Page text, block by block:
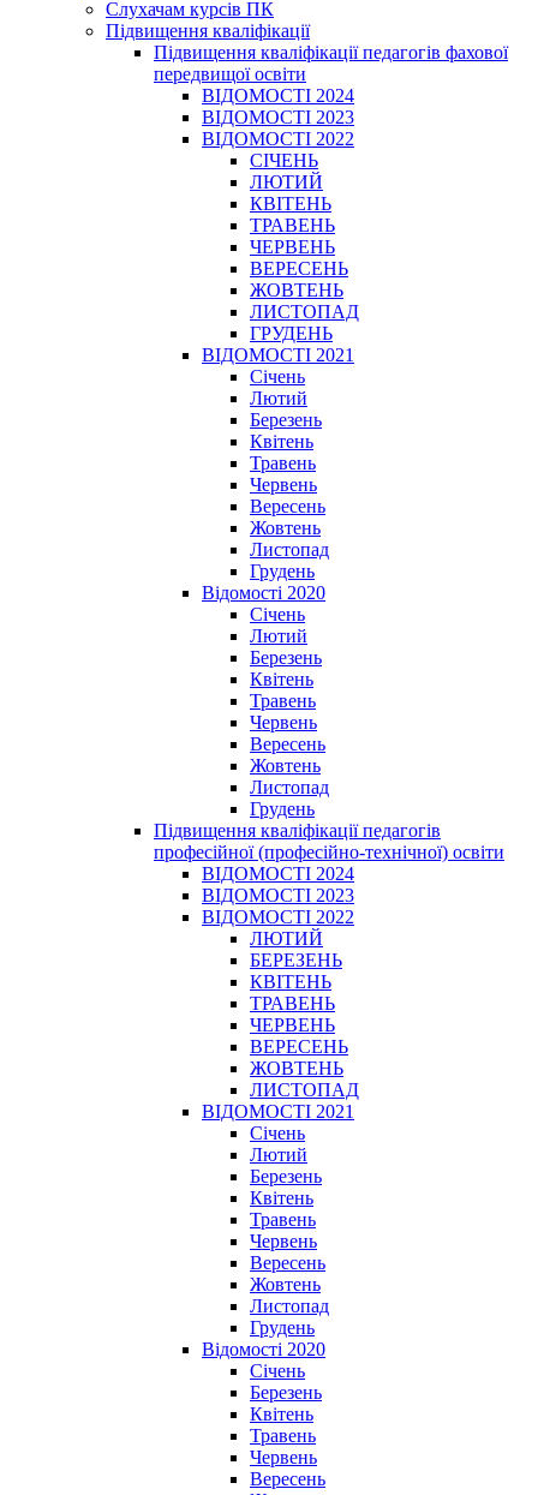
Слухачам курсів ПК
Підвищення кваліфікації
Підвищення кваліфікації педагогів фахової
передвищої освіти
ВІДОМОСТІ 2024
ВІДОМОСТІ 2023
ВІДОМОСТІ 2022
СІЧЕНЬ
ЛЮТИЙ
КВІТЕНЬ
ТРАВЕНЬ
ЧЕРВЕНЬ
ВЕРЕСЕНЬ
ЖОВТЕНЬ
ЛИСТОПАД
ГРУДЕНЬ
ВІДОМОСТІ 2021
Січень
Лютий
Березень
Квітень
Травень
Червень
Вересень
Жовтень
Листопад
Грудень
Відомості 2020
Січень
Лютий
Березень
Квітень
Травень
Червень
Вересень
Жовтень
Листопад
Грудень
Підвищення кваліфікації педагогів
професійної (професійно-технічної) освіти
ВІДОМОСТІ 2024
ВІДОМОСТІ 2023
ВІДОМОСТІ 2022
ЛЮТИЙ
БЕРЕЗЕНЬ
КВІТЕНЬ
ТРАВЕНЬ
ЧЕРВЕНЬ
ВЕРЕСЕНЬ
ЖОВТЕНЬ
ЛИСТОПАД
ВІДОМОСТІ 2021
Січень
Лютий
Березень
Квітень
Травень
Червень
Вересень
Жовтень
Листопад
Грудень
Відомості 2020
Січень
Березень
Квітень
Травень
Червень
Вересень